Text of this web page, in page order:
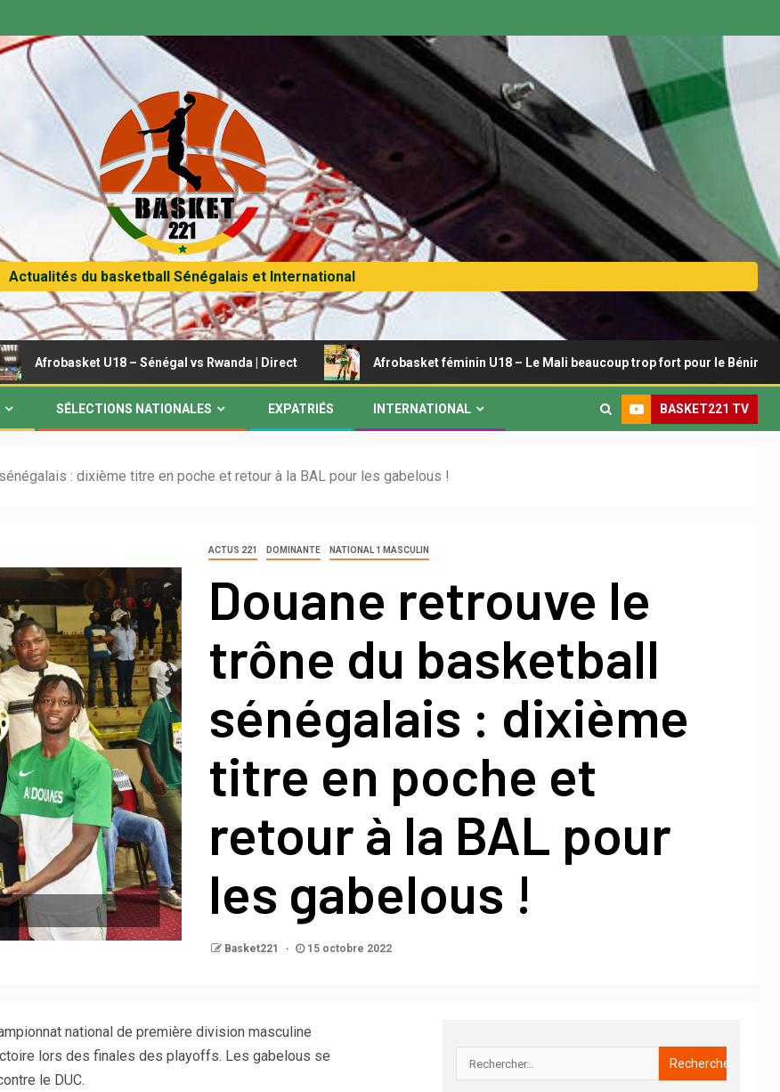
Actualités du basketball Sénégalais et International
U18 – Sénégal vs Rwanda | Direct Afrobasket féminin U18 – Le Mali beaucoup trop fort pour le Bénin
SÉLECTIONS NATIONALES EXPATRIÉS INTERNATIONAL BASKET221 TV
: dixième titre en poche et retour à la BAL pour les gabelous !
ACTUS 221 DOMINANTE NATIONAL 1 MASCULIN
Douane retrouve le
trône du basketball
sénégalais : dixième
titre en poche et
retour à la BAL pour
les gabelous !
Basket221 15 octobre 2022
national de première division masculine
lors des finales des playoffs. Les gabelous se
le DUC.